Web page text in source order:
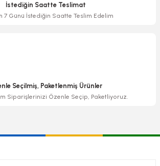
İstediğin Saatte Teslimat
7 Günü İstediğin Saatte Teslim Edelim
Seçilmiş, Paketlenmiş Ürünler
Siparişlerinizi Özenle Seçip, Paketliyoruz.